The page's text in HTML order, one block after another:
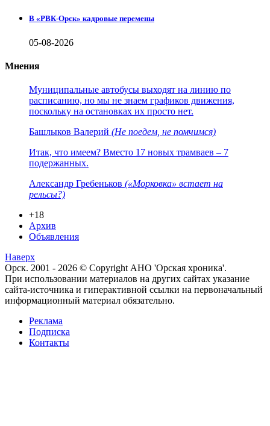
В «РВК-Орск» кадровые перемены
05-08-2026
Мнения
Муниципальные автобусы выходят на линию по
расписанию, но мы не знаем графиков движения,
поскольку на остановках их просто нет.
Башлыков Валерий (Не поедем, не помчимся)
Итак, что имеем? Вместо 17 новых трамваев – 7
подержанных.
Александр Гребеньков («Морковка» встает на
рельсы?)
+18
Архив
Объявления
Наверх
Орск. 2001 - 2026 © Copyright АНО 'Орская хроника'.
При использовании материалов на других сайтах указание
сайта-источника и гиперактивной ссылки на первоначальный
информационный материал обязательно.
Реклама
Подписка
Контакты